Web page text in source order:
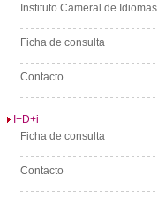
Instituto Cameral de Idiomas
Ficha de consulta
Contacto
I+D+i
Ficha de consulta
Contacto